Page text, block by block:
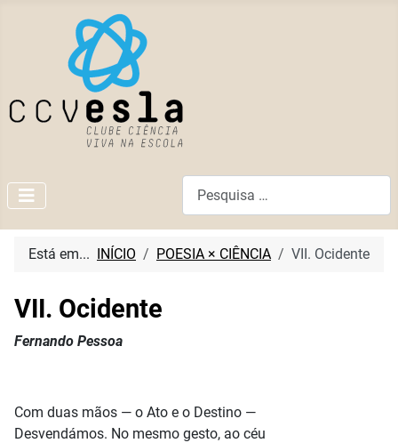
Está em... INÍCIO POESIA × CIÊNCIA VII. Ocidente
VII. Ocidente
Fernando Pessoa
Com duas mãos — o Ato e o Destino —
Desvendámos. No mesmo gesto, ao céu